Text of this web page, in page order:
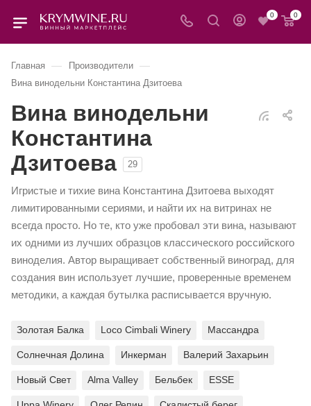
0 0
Главная — Производители —
Вина винодельни Константина Дзитоева
Вина винодельни
Константина
Дзитоева
29
Игристые и тихие вина Константина Дзитоева выходят
лимитированными сериями, и найти их на витринах не
всегда просто. Но те, кто уже пробовал эти вина, называют
их одними из лучших образцов классического российского
виноделия. Автор выращивает собственный виноград, для
создания вин использует лучшие, проверенные временем
методики, а каждая бутылка расписывается вручную.
Золотая Балка Loco Cimbali Winery Массандра
Солнечная Долина Инкерман Валерий Захарьин
Новый Свет Alma Valley Бельбек ESSE